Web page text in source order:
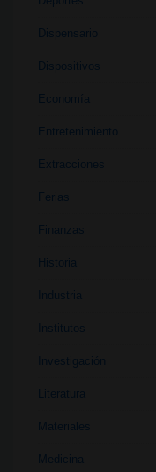
Dispensario
Dispositivos
Economía
Entretenimiento
Extracciones
Ferias
Finanzas
Historia
Industria
Institutos
Investigación
Literatura
Materiales
Medicina